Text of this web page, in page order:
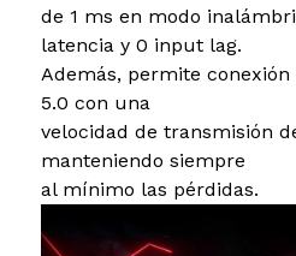
de 1 ms en modo
latencia y 0 input lag.
Además, permite
5.0 con una
velocidad de transmisión
manteniendo siempre
al mínimo las pérdidas.